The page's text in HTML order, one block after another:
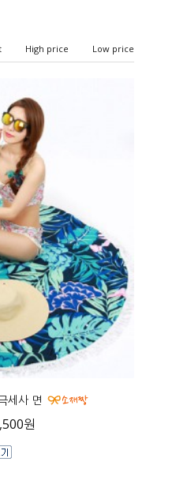
High price Low price
세사 면
원